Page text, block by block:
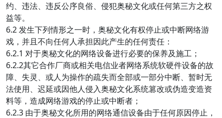
约、违法、违反公序良俗、侵犯奥秘文化或任何第三方之权
益等。
6.2 发生下列情形之一时，奥秘文化有权停止或中断网络游
戏，并且不向任何人承担因此产生的任何责任：
6.2.1 对于奥秘文化的网络设备进行必要的保养及施工；
6.2.2其它合作厂商或相关电信业者网络系统软硬件设备的故
障、失灵、或人为操作的疏失而全部或一部分中断、暂时无
法使用、迟延或因他人侵入奥秘文化系统篡改或伪造变造资
料等，造成网络游戏的停止或中断者；
6.2.3 由于奥秘文化所用的网络通信设备由于任何原因停止，